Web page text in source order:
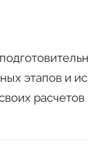
этапов и